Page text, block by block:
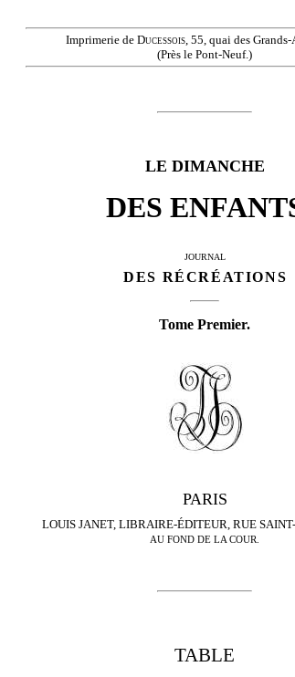
Imprimerie de Ducessois, 55, quai des
(Près le Pont-Neuf.)
LE DIMANCHE
DES
JOURNAL
DES RÉCRÉATIONS
Tome Premier.
PARIS
LOUIS JANET, LIBRAIRE-ÉDITEUR, RUE
AU FOND DE LA COUR.
TABLE